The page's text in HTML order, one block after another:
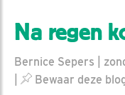
Na regen
Bernice Sepers |
Bewaar deze